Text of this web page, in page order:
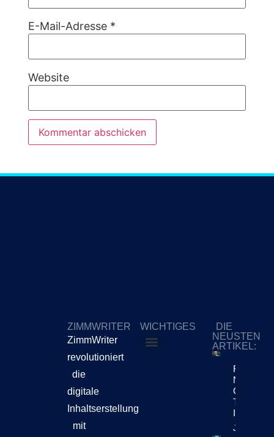
E-Mail-Adresse *
Website
ZIMMWRITER
ZimmWriter
revolutioniert
die
digitale
Inhaltserstellung
mit
WICHTIGES
DIE
NEUSTEN
ARTIKEL:
Reuters
News
Chatbots
Teil Der
Jetzt